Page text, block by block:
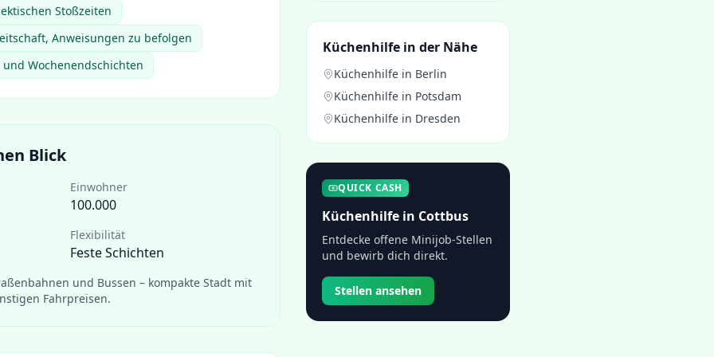
Stoßzeiten
Anweisungen zu befolgen
Wochenendschichten
Blick
Einwohner
100.000
Flexibilität
Feste Schichten
und Bussen – kompakte Stadt mit
Fahrpreisen.
Küchenhilfe in der Nähe
Küchenhilfe in Berlin
Küchenhilfe in Potsdam
Küchenhilfe in Dresden
QUICK CASH
Küchenhilfe in Cottbus
Entdecke offene Minijob-Stellen
und bewirb dich direkt.
Stellen ansehen